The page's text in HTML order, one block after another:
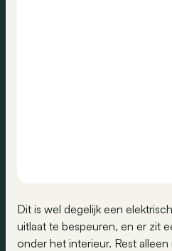
Dit is wel degelijk een
uitlaat te bespeuren, en er zit
onder het interieur. Rest